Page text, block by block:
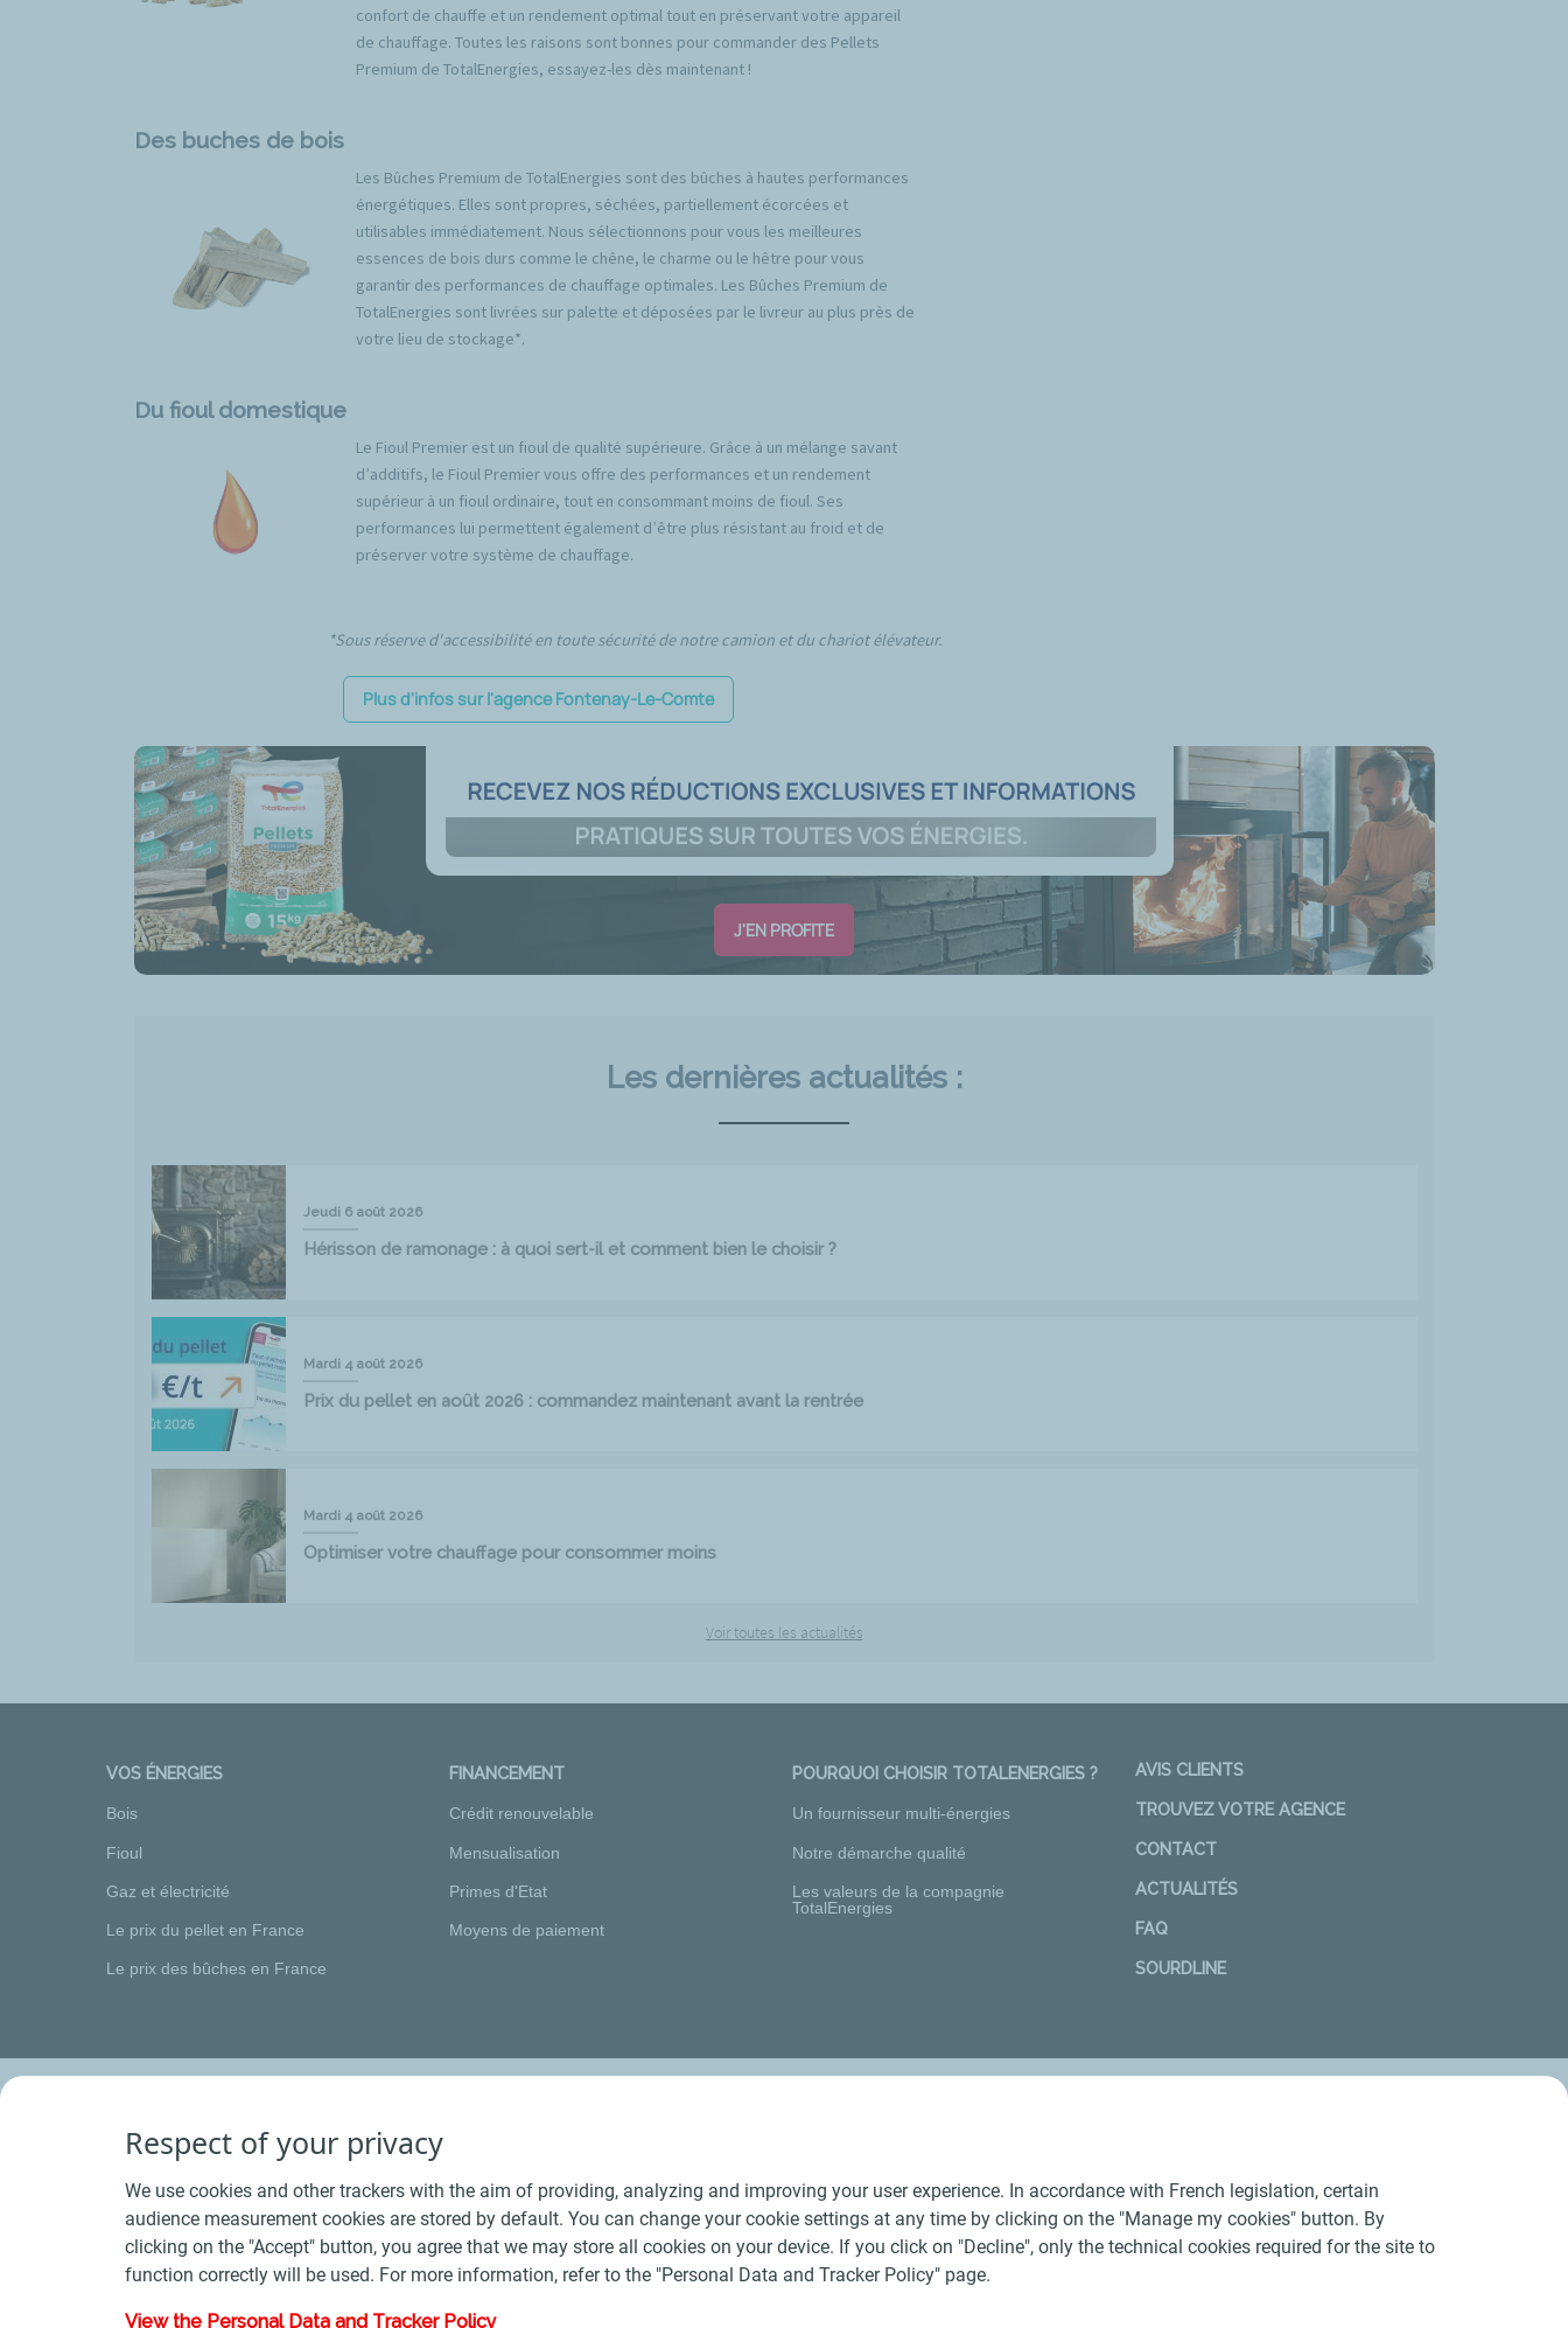
confort de chauffe et un rendement optimal tout en préservant votre appareil
de chauffage. Toutes les raisons sont bonnes pour commander des Pellets
Premium de TotalEnergies, essayez-les dès maintenant !
Des buches de bois
Les Bûches Premium de TotalEnergies sont des bûches à hautes performances
énergétiques. Elles sont propres, séchées, partiellement écorcées et
utilisables immédiatement. Nous sélectionnons pour vous les meilleures
essences de bois durs comme le chêne, le charme ou le hêtre pour vous
garantir des performances de chauffage optimales. Les Bûches Premium de
TotalEnergies sont livrées sur palette et déposées par le livreur au plus près de
votre lieu de stockage*.
Du fioul domestique
Le Fioul Premier est un fioul de qualité supérieure. Grâce à un mélange savant
d’additifs, le Fioul Premier vous offre des performances et un rendement
supérieur à un fioul ordinaire, tout en consommant moins de fioul. Ses
performances lui permettent également d’être plus résistant au froid et de
préserver votre système de chauffage.
*Sous réserve d'accessibilité en toute sécurité de notre camion et du chariot élévateur.
Plus d'infos sur l'agence Fontenay-Le-Comte
J'EN PROFITE
Les dernières actualités :
Jeudi 6 août 2026
Hérisson de ramonage : à quoi sert-il et comment bien le choisir ?
Mardi 4 août 2026
Prix du pellet en août 2026 : commandez maintenant avant la rentrée
Mardi 4 août 2026
Optimiser votre chauffage pour consommer moins
Voir toutes les actualités
VOS ÉNERGIES
Bois
Fioul
Gaz et électricité
Le prix du pellet en France
Le prix des bûches en France
FINANCEMENT
Crédit renouvelable
Mensualisation
Primes d'Etat
Moyens de paiement
POURQUOI CHOISIR TOTALENERGIES ?
Un fournisseur multi-énergies
Notre démarche qualité
Les valeurs de la compagnie
TotalEnergies
AVIS CLIENTS
TROUVEZ VOTRE AGENCE
CONTACT
ACTUALITÉS
FAQ
SOURDLINE
Respect of your privacy
We use cookies and other trackers with the aim of providing, analyzing and improving your user experience. In accordance with French legislation, certain
audience measurement cookies are stored by default. You can change your cookie settings at any time by clicking on the "Manage my cookies" button. By
clicking on the "Accept" button, you agree that we may store all cookies on your device. If you click on "Decline", only the technical cookies required for the site to
function correctly will be used. For more information, refer to the "Personal Data and Tracker Policy" page.
View the Personal Data and Tracker Policy